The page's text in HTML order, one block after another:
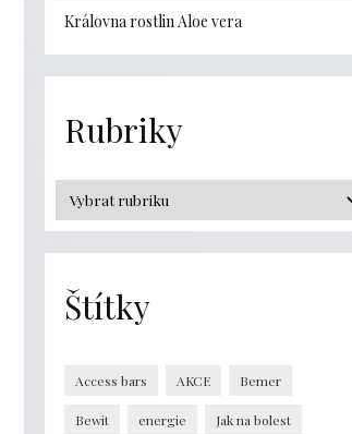
Královna rostlin Aloe vera
Rubriky
Štítky
Access bars AKCE Bemer
Bewit energie Jak na bolest